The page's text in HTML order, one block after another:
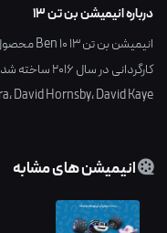
درباره انیمیشن بن تن 13
انیمیشن بن تن 13 Ben 10 محصول کشور
کارگردانی در سال2016ساخته شده
،David Hornsby،David Kaye
انیمیشن های مشابه